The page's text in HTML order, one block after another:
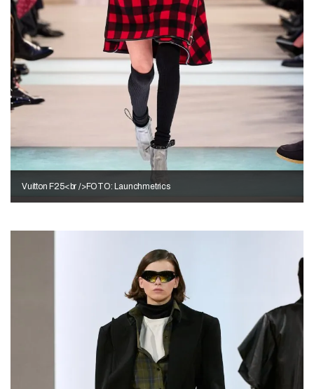
Vuitton F25<br />FOTO: Launchmetrics